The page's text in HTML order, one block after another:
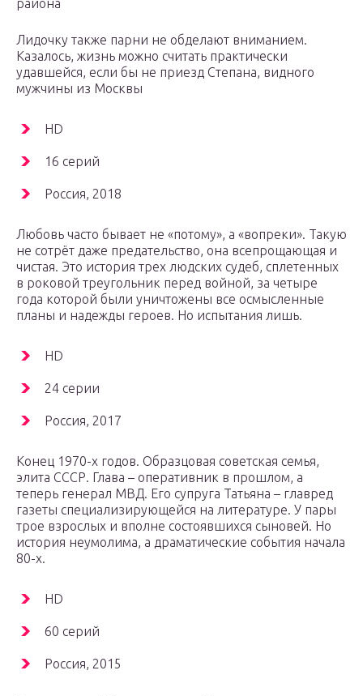
района
Лидочку также парни не обделают вниманием.
Казалось, жизнь можно считать практически
удавшейся, если бы не приезд Степана, видного
мужчины из Москвы
HD
16 серий
Россия, 2018
Любовь часто бывает не «потому», а «вопреки». Такую
не сотрёт даже предательство, она всепрощающая и
чистая. Это история трех людских судеб, сплетенных
в роковой треугольник перед войной, за четыре
года которой были уничтожены все осмысленные
планы и надежды героев. Но испытания лишь.
HD
24 серии
Россия, 2017
Конец 1970-х годов. Образцовая советская семья,
элита СССР. Глава – оперативник в прошлом, а
теперь генерал МВД. Его супруга Татьяна – главред
газеты специализирующейся на литературе. У пары
трое взрослых и вполне состоявшихся сыновей. Но
история неумолима, а драматические события начала
80-х.
HD
60 серий
Россия, 2015